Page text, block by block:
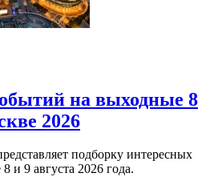
на выходные 8
2026
подборку интересных
и 9 августа 2026 года.